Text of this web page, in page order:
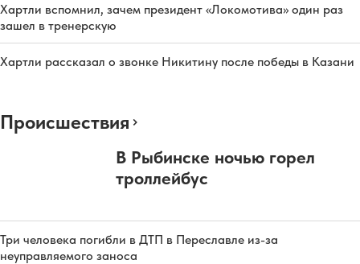
Хартли вспомнил, зачем президент «Локомотива» один раз
зашел в тренерскую
Хартли рассказал о звонке Никитину после победы в Казани
Происшествия
В Рыбинске ночью горел
троллейбус
Три человека погибли в ДТП в Переславле из-за
неуправляемого заноса